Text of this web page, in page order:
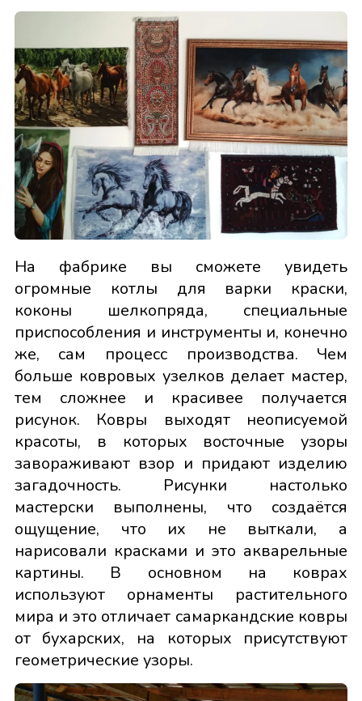
На фабрике вы сможете увидеть
огромные котлы для варки краски,
коконы шелкопряда, специальные
приспособления и инструменты и, конечно
же, сам процесс производства. Чем
больше ковровых узелков делает мастер,
тем сложнее и красивее получается
рисунок. Ковры выходят неописуемой
красоты, в которых восточные узоры
завораживают взор и придают изделию
загадочность. Рисунки настолько
мастерски выполнены, что создаётся
ощущение, что их не выткали, а
нарисовали красками и это акварельные
картины. В основном на коврах
используют орнаменты растительного
мира и это отличает самаркандские ковры
от бухарских, на которых присутствуют
геометрические узоры.